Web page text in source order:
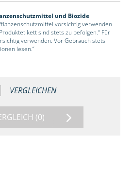
und Biozide
vorsichtig verwenden.
sind stets zu befolgen.“ Für
verwenden. Vor Gebrauch stets
lesen.“
VERGLEICHEN
(0)